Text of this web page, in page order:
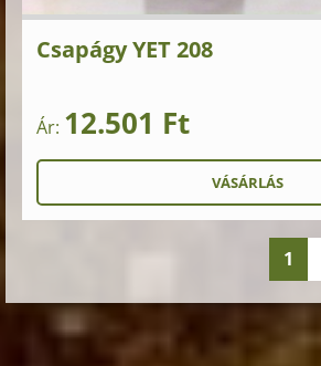
Csapágy YET 208
Ár: 12.501 Ft
1